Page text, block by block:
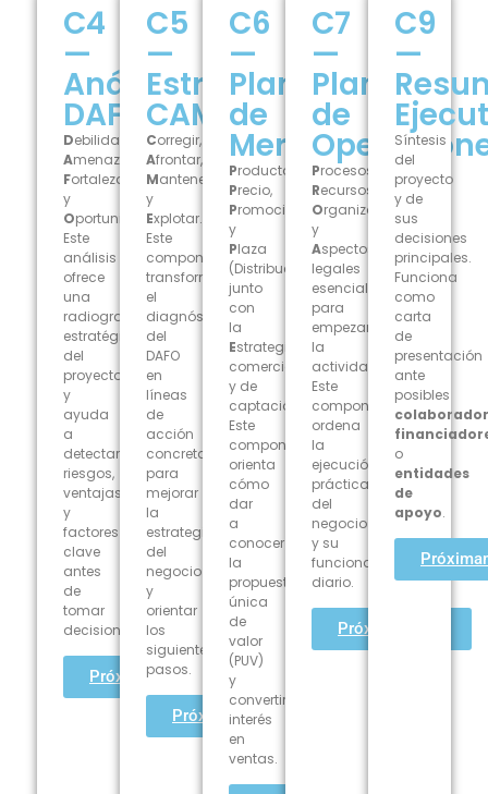
C4
—
Análisis
DAFO
Debilidades,
Amenazas,
Fortalezas
y
Oportunidades.
Este
análisis
ofrece
una
radiografía
estratégica
del
proyecto
y
ayuda
a
detectar
riesgos,
ventajas
y
factores
clave
antes
de
tomar
decisiones.
Próximamente
C5
—
Estrategias
CAME
Corregir,
Afrontar,
Mantener
y
Explotar.
Este
componente
transforma
el
diagnóstico
del
DAFO
en
líneas
de
acción
concretas
para
mejorar
la
estrategia
del
negocio
y
orientar
los
siguientes
pasos.
Próximamente
C6
—
Plan
de
Mercadeo
Producto,
Precio,
Promoción
y
Plaza
(Distribución),
junto
con
la
Estrategia
comercial
y de
captación.
Este
componente
orienta
cómo
dar
a
conocer
la
propuesta
única
de
valor
(PUV)
y
convertir
interés
en
ventas.
C7
—
Plan
de
Procesos,
Recursos,
Organización
y
Aspectos
legales
esenciales
para
empezar
la
actividad.
Este
componente
ordena
la
ejecución
práctica
del
negocio
y su
funcionamiento
diario.
Próximamente
C9
—
Síntesis
del
proyecto
y de
sus
decisiones
principales.
Funciona
como
carta
de
presentación
ante
posibles
o
entidades
de
apoyo.